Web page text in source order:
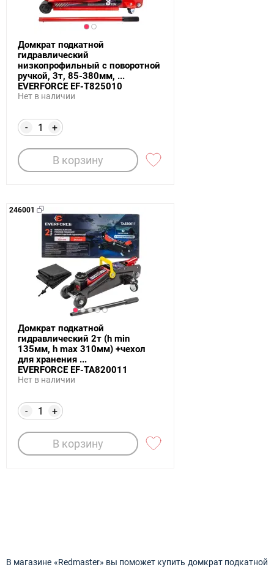
Домкрат подкатной
гидравлический
низкопрофильный с поворотной
ручкой, 3т, 85-380мм, ...
EVERFORCE EF-T825010
Нет в наличии
+
-
В корзину
246001
Домкрат подкатной
гидравлический 2т (h min
135мм, h max 310мм) +чехол
для хранения ...
EVERFORCE EF-TA820011
Нет в наличии
+
-
В корзину
В магазине «Redmaster» вы поможет купить домкрат подкатной